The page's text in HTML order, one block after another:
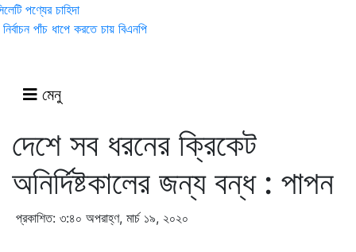
পণ্যের চাহিদা
পাঁচ ধাপে করতে চায় বিএনপি
মেনু
দেশে সব ধরনের ক্রিকেট
অনির্দিষ্টকালের জন্য বন্ধ : পাপন
প্রকাশিত: ৩:৪০ অপরাহ্ণ, মার্চ ১৯, ২০২০